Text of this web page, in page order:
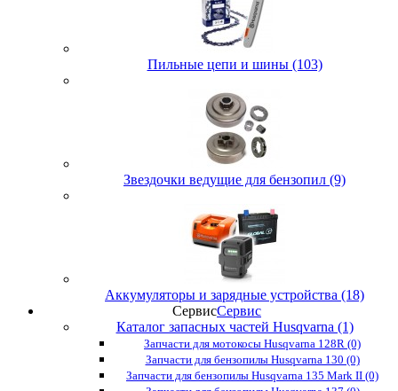
Пильные цепи и шины (103)
Звездочки ведущие для бензопил (9)
Аккумуляторы и зарядные устройства (18)
СервисСервис
Каталог запасных частей Husqvarna (1)
Запчасти для мотокосы Husqvarna 128R (0)
Запчасти для бензопилы Husqvarna 130 (0)
Запчасти для бензопилы Husqvarna 135 Mark II (0)